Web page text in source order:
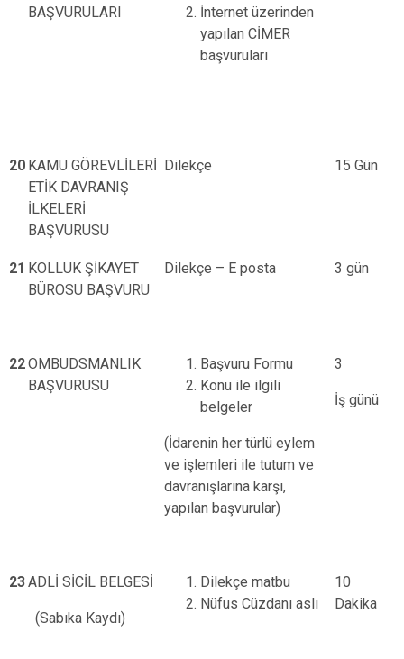
BAŞVURULARI
İnternet üzerinden
yapılan CİMER
başvuruları
20 KAMU GÖREVLİLERİ
ETİK DAVRANIŞ
İLKELERİ
BAŞVURUSU
Dilekçe 15 Gün
21 KOLLUK ŞİKAYET
BÜROSU BAŞVURU
Dilekçe – E posta 3 gün
22OMBUDSMANLIK
BAŞVURUSU
Başvuru Formu
Konu ile ilgili
belgeler
(İdarenin her türlü eylem
ve işlemleri ile tutum ve
davranışlarına karşı,
yapılan başvurular)
3
İş günü
23ADLİ SİCİL BELGESİ
(Sabıka Kaydı)
Dilekçe matbu
Nüfus Cüzdanı aslı
10
Dakika